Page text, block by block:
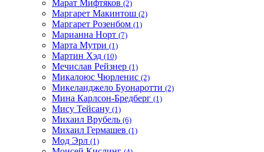
Марат Мифтяков (2)
Маргарет Макинтош (2)
Маргарет Розенбом (1)
Марианна Норт (7)
Марта Мутри (1)
Мартин Хэд (10)
Мечислав Рейзнер (1)
Микалоюс Чюрленис (2)
Микеланджело Буонаротти (2)
Мина Карлсон-Бредберг (1)
Мису Тейсану (1)
Михаил Врубель (6)
Михаил Гермашев (1)
Мод Эрл (1)